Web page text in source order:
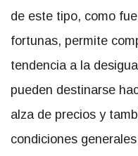
de este tipo, como
fortunas, permite
tendencia a la
pueden destinarse
alza de precios y
condiciones